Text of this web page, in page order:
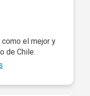
el mejor y
de Chile.